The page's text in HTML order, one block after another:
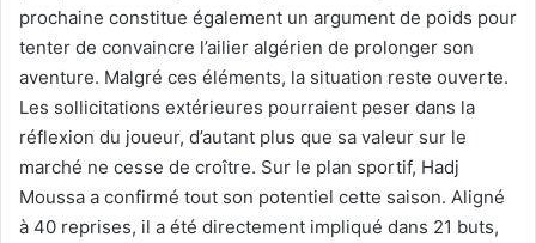
prochaine constitue également un argument de poids pour
tenter de convaincre l’ailier algérien de prolonger son
aventure. Malgré ces éléments, la situation reste ouverte.
Les sollicitations extérieures pourraient peser dans la
réflexion du joueur, d’autant plus que sa valeur sur le
marché ne cesse de croître. Sur le plan sportif, Hadj
Moussa a confirmé tout son potentiel cette saison. Aligné
à 40 reprises, il a été directement impliqué dans 21 buts,